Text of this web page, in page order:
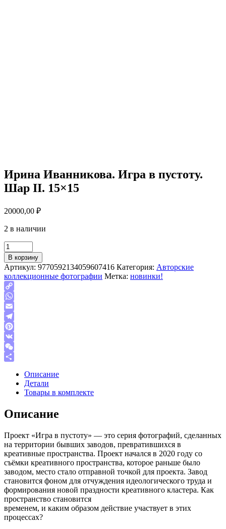
Ирина Иванникова. Игра в пустоту.
Шар II. 15×15
20000,00 ₽
2 в наличии
Quantity
В корзину
Артикул: 9770592134059607416 Категория: Авторские
коллекционные фотографии Метка: новинки!
Copy
Link
WhatsApp
Email
Telegram
Pinterest
VK
WeChat
Описание
Детали
Товары в комплекте
Описание
Проект «Игра в пустоту» — это серия фотографий, сделанных
на территории бывших заводов, превратившихся в
креативные пространства. Проект начался в 2020 году со
съёмки креативного пространства, которое раньше было
заводом, место стало отправной точкой для проекта. Завод
становится фоном для отчуждения идеологического труда и
формирования новой праздности креативного кластера. Как
пространство становится
временем, и каким образом действие участвует в этих
процессах?